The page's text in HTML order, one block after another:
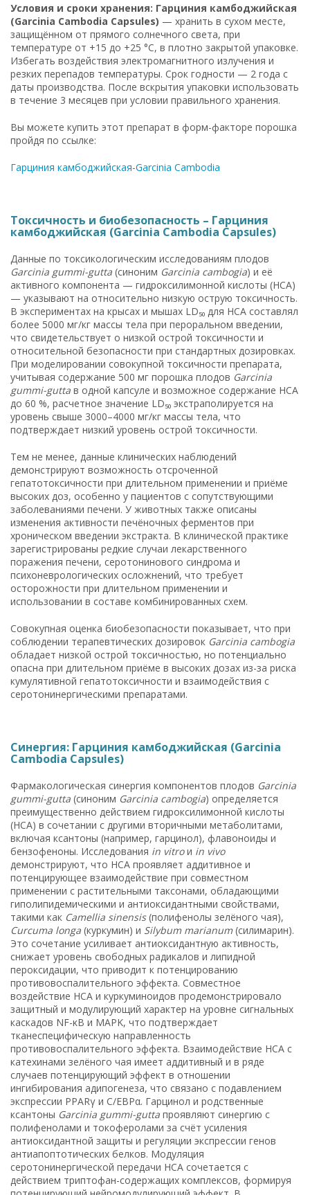
Условия и сроки хранения: Гарциния камбоджийская
(Garcinia Cambodia Capsules) — хранить в сухом месте,
защищённом от прямого солнечного света, при
температуре от +15 до +25 °C, в плотно закрытой упаковке.
Избегать воздействия электромагнитного излучения и
резких перепадов температуры. Срок годности — 2 года с
даты производства. После вскрытия упаковки использовать
в течение 3 месяцев при условии правильного хранения.
Вы можете купить этот препарат в форм-факторе порошка
пройдя по ссылке:
Гарциния камбоджийская-Garcinia Cambodia
Токсичность и биобезопасность – Гарциния
камбоджийская (Garcinia Cambodia Capsules)
Данные по токсикологическим исследованиям плодов
Garcinia gummi-gutta (синоним Garcinia cambogia) и её
активного компонента — гидроксилимонной кислоты (HCA)
— указывают на относительно низкую острую токсичность.
В экспериментах на крысах и мышах LD₅₀ для HCA составлял
более 5000 мг/кг массы тела при пероральном введении,
что свидетельствует о низкой острой токсичности и
относительной безопасности при стандартных дозировках.
При моделировании совокупной токсичности препарата,
учитывая содержание 500 мг порошка плодов Garcinia
gummi-gutta в одной капсуле и возможное содержание HCA
до 60 %, расчетное значение LD₅₀ экстраполируется на
уровень свыше 3000–4000 мг/кг массы тела, что
подтверждает низкий уровень острой токсичности.
Тем не менее, данные клинических наблюдений
демонстрируют возможность отсроченной
гепатотоксичности при длительном применении и приёме
высоких доз, особенно у пациентов с сопутствующими
заболеваниями печени. У животных также описаны
изменения активности печёночных ферментов при
хроническом введении экстракта. В клинической практике
зарегистрированы редкие случаи лекарственного
поражения печени, серотонинового синдрома и
психоневрологических осложнений, что требует
осторожности при длительном применении и
использовании в составе комбинированных схем.
Совокупная оценка биобезопасности показывает, что при
соблюдении терапевтических дозировок Garcinia cambogia
обладает низкой острой токсичностью, но потенциально
опасна при длительном приёме в высоких дозах из-за риска
кумулятивной гепатотоксичности и взаимодействия с
серотонинергическими препаратами.
Синергия: Гарциния камбоджийская (Garcinia
Cambodia Capsules)
Фармакологическая синергия компонентов плодов Garcinia
gummi-gutta (синоним Garcinia cambogia) определяется
преимущественно действием гидроксилимонной кислоты
(HCA) в сочетании с другими вторичными метаболитами,
включая ксантоны (например, гарцинол), флавоноиды и
бензофеноны. Исследования in vitroи in vivo
демонстрируют, что HCA проявляет аддитивное и
потенцирующее взаимодействие при совместном
применении с растительными таксонами, обладающими
гиполипидемическими и антиоксидантными свойствами,
такими как Camellia sinensis(полифенолы зелёного чая),
Curcuma longa (куркумин) и Silybum marianum (силимарин).
Это сочетание усиливает антиоксидантную активность,
снижает уровень свободных радикалов и липидной
пероксидации, что приводит к потенцированию
противовоспалительного эффекта. Совместное
воздействие HCA и куркуминоидов продемонстрировало
защитный и модулирующий характер на уровне сигнальных
каскадов NF-κB и MAPK, что подтверждает
тканеспецифическую направленность
противовоспалительного эффекта. Взаимодействие HCA с
катехинами зелёного чая имеет аддитивный и в ряде
случаев потенцирующий эффект в отношении
ингибирования адипогенеза, что связано с подавлением
экспрессии PPARγ и C/EBPα. Гарцинол и родственные
ксантоны Garcinia gummi-gutta проявляют синергию с
полифенолами и токоферолами за счёт усиления
антиоксидантной защиты и регуляции экспрессии генов
антиапоптотических белков. Модуляция
серотонинергической передачи HCA сочетается с
действием триптофан-содержащих комплексов, формируя